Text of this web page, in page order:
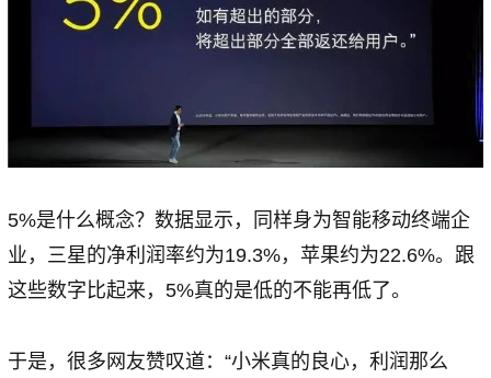
5%是什么概念？数据显示，同样身为智能移动终端企
业，三星的净利润率约为19.3%，苹果约为22.6%。跟
这些数字比起来，5%真的是低的不能再低了。
于是，很多网友赞叹道：“小米真的良心，利润那么